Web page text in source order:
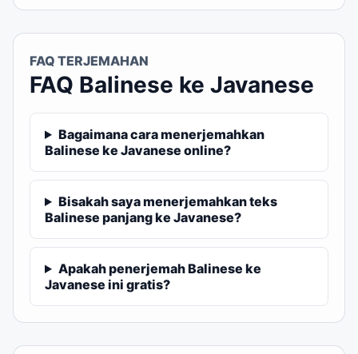
FAQ TERJEMAHAN
FAQ Balinese ke Javanese
Bagaimana cara menerjemahkan
Balinese ke Javanese online?
Bisakah saya menerjemahkan teks
Balinese panjang ke Javanese?
Apakah penerjemah Balinese ke
Javanese ini gratis?